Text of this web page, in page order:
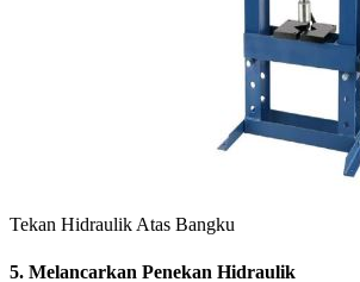
Tekan Hidraulik Atas Bangku
5. Melancarkan Penekan Hidraulik